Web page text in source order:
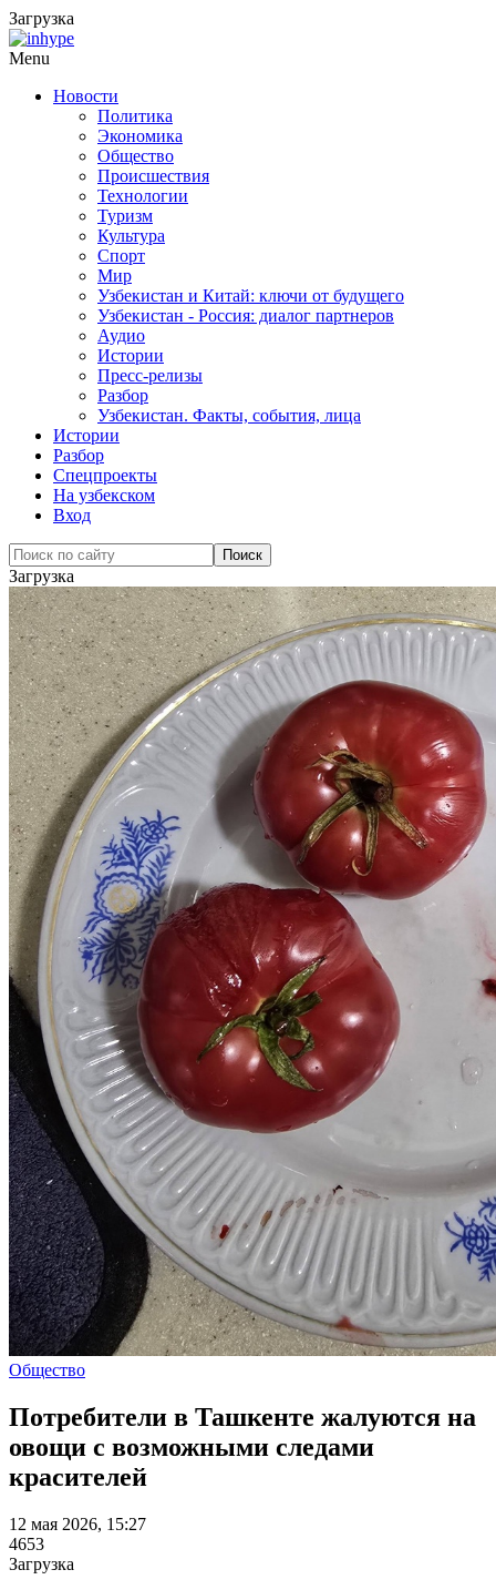
Загрузка
Menu
Новости
Политика
Экономика
Общество
Происшествия
Технологии
Туризм
Культура
Спорт
Мир
Узбекистан и Китай: ключи от будущего
Узбекистан - Россия: диалог партнеров
Аудио
Истории
Пресс-релизы
Разбор
Узбекистан. Факты, события, лица
Истории
Разбор
Спецпроекты
На узбекском
Вход
Загрузка
Общество
Потребители в Ташкенте жалуются на
овощи с возможными следами
красителей
12 мая 2026, 15:27
4653
Загрузка